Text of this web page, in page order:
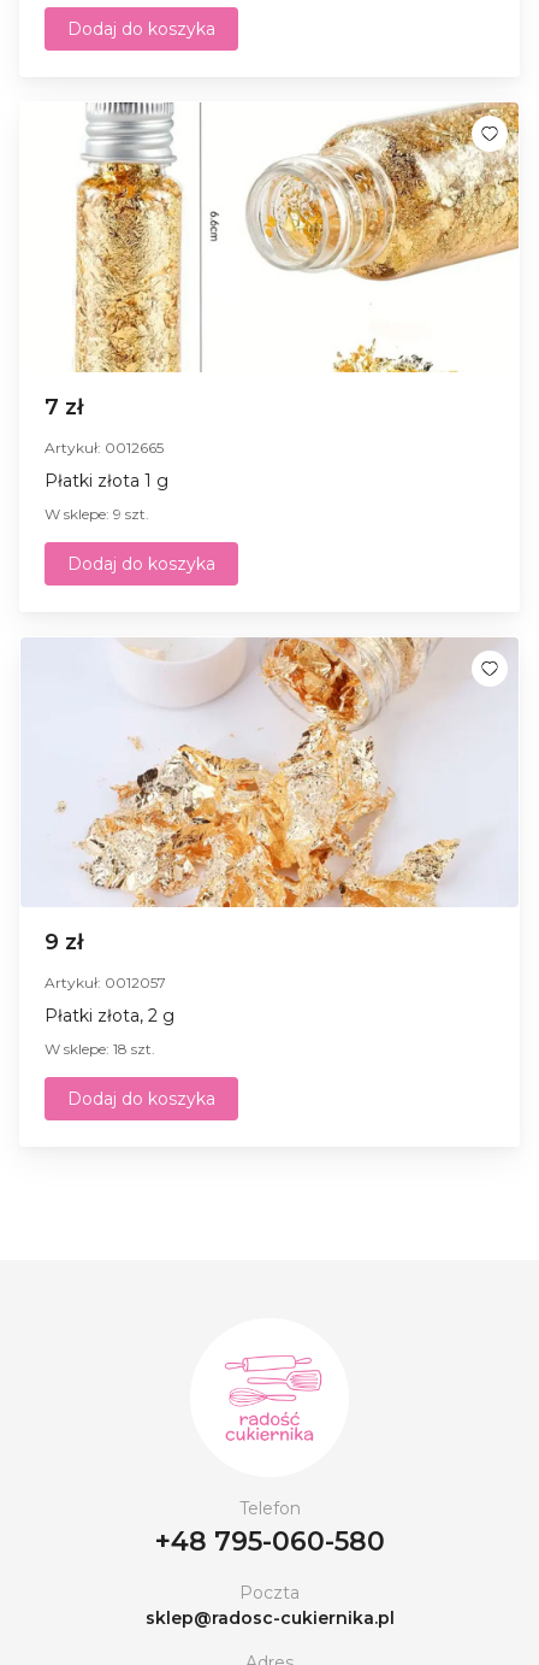
Dodaj do koszyka
7 zł
Artykuł: 0012665
Płatki złota 1 g
W sklepe: 9 szt.
Dodaj do koszyka
9 zł
Artykuł: 0012057
Płatki złota, 2 g
W sklepe: 18 szt.
Dodaj do koszyka
Telefon
+48 795-060-580
Poczta
sklep@radosc-cukiernika.pl